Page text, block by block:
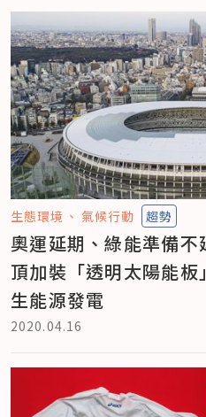
生態環境 氣候行動 趨勢
奧運延期、綠能準備
頂加裝「透明太陽能
生能源發電
2020.04.16